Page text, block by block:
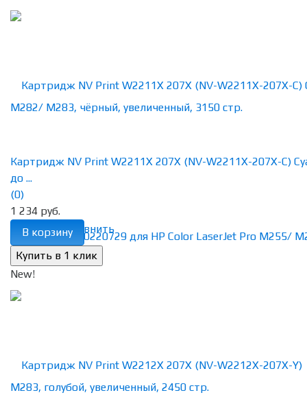
избранное сравнить
Картридж NV Print W2211X 207X (NV-W2211X-207X-C)
до ...
(0)
1 234 руб.
В корзину
New!